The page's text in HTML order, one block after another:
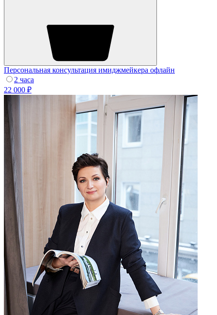
Персональная консультация имиджмейкера офлайн
2 часа
22 000 ₽